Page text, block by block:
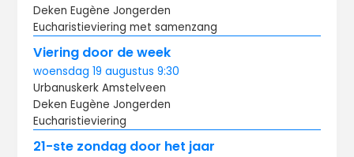
Deken Eugène Jongerden
Eucharistieviering met samenzang
Viering door de week
woensdag 19 augustus9:30
Urbanuskerk Amstelveen
Deken Eugène Jongerden
Eucharistieviering
21-ste zondag door het jaar